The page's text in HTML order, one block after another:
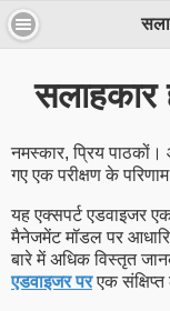
सलाहकार
नमस्कार, प्रिय
गए एक परीक्षण के
यह एक्सपर्ट एडवाइजर
मैनेजमेंट मॉडल पर
बारे में अधिक विस्तृत
एडवाइजर परएक